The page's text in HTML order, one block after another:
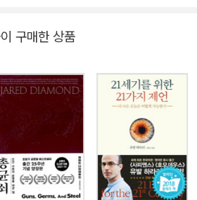
이상 팔려 글로벌 베스트셀러로 자리매
, 유시민 작가, 김상욱 경희대 물리학과 교
성인들이 강력 추천한 《사피엔스》는 명실
. 인류 역사와 미래를 종횡무진 가로지르
확실하고 복잡한 세계를 이해하고 대비하
번 특별판에는 2011년 원서 출간 이후 10
맞은 인류에게 건네는 제언이 특별 서문
구매한 상품